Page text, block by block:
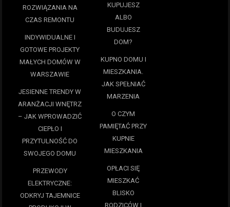
ROZWIĄZANIA NA
CZAS REMONTU
INDYWIDUALNE I
GOTOWE PROJEKTY
MAŁYCH DOMÓW W
WARSZAWIE
JESIENNE TRENDY W
ARANŻACJI WNĘTRZ
– JAK WPROWADZIĆ
CIEPŁO I
PRZYTULNOŚĆ DO
SWOJEGO DOMU
PRZEWODY
ELEKTRYCZNE:
ODKRYJ TAJEMNICE
KUPUJESZ
ALBO
BUDUJESZ
DOM?
KUPNO DOMU I
MIESZKANIA.
JAK SPEŁNIAĆ
MARZENIA
O CZYM
PAMIĘTAĆ PRZY
KUPNIE
MIESZKANIA
OPŁACI SIĘ
MIESZKAĆ
BLISKO
RODZICÓW I